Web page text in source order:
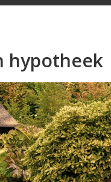
hypotheek